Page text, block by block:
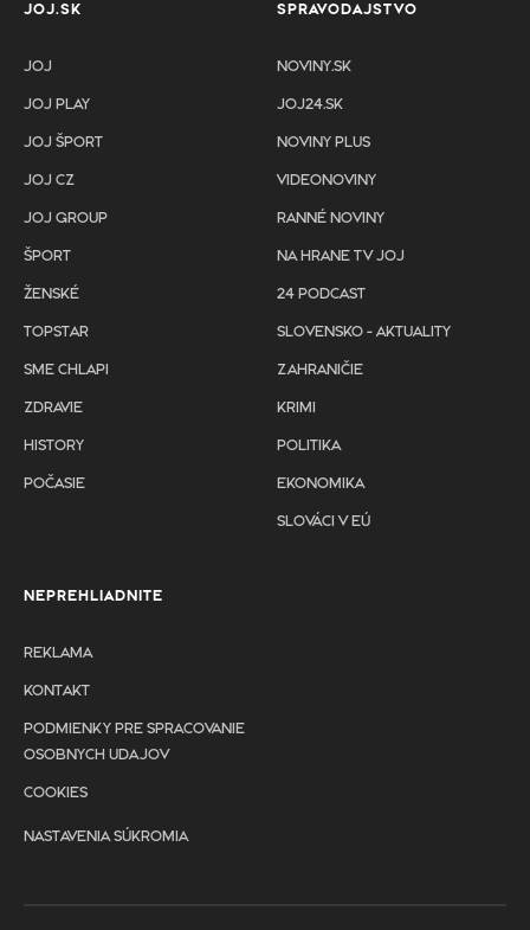
JOJ.SK
JOJ
JOJ PLAY
JOJ ŠPORT
JOJ CZ
JOJ GROUP
ŠPORT
ŽENSKÉ
TOPSTAR
SME CHLAPI
ZDRAVIE
HISTORY
POČASIE
SPRAVODAJSTVO
NOVINY.SK
JOJ24.SK
NOVINY PLUS
VIDEONOVINY
RANNÉ NOVINY
NA HRANE TV JOJ
24 PODCAST
SLOVENSKO - AKTUALITY
ZAHRANIČIE
KRIMI
POLITIKA
EKONOMIKA
SLOVÁCI V EÚ
NEPREHLIADNITE
REKLAMA
KONTAKT
PODMIENKY PRE SPRACOVANIE
OSOBNYCH UDAJOV
COOKIES
NASTAVENIA SÚKROMIA